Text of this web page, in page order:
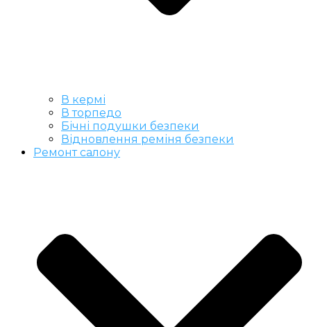
В кермі
В торпедо
Бічні подушки безпеки
Відновлення реміня безпеки
Ремонт салону